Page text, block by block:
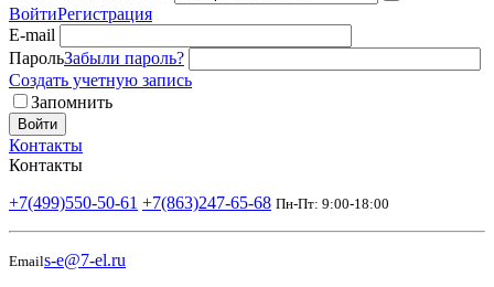
ВойтиРегистрация
E-mail
ПарольЗабыли пароль?
Создать учетную запись
Запомнить
Войти
Контакты
Контакты
+7(499)550-50-61 +7(863)247-65-68 Пн-Пт: 9:00-18:00
Emails-e@7-el.ru